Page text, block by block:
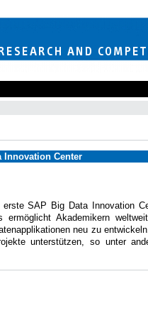
Innovation Center
SAP Big Data Innovation
ermöglicht Akademikern
neu zu
unterstützen, so unter